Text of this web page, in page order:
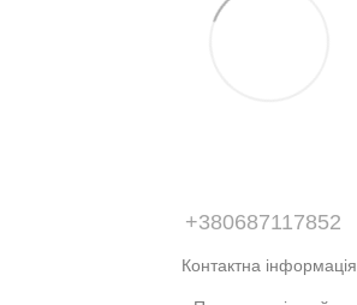
+380687117852
Контактна інформація